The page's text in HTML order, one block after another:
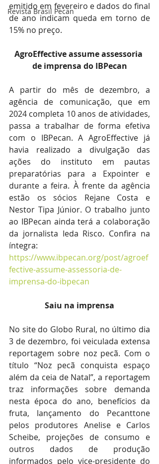
Revista Brasil Pecan
emitido em fevereiro e dados do final
de ano indicam queda em torno de
15% no preço.
AgroEffective assume assessoria
de imprensa do IBPecan
A partir do mês de dezembro, a
agência de comunicação, que em
2024 completa 10 anos de atividades,
passa a trabalhar de forma efetiva
com o IBPecan. A AgroEffective já
havia realizado a divulgação das
ações do instituto em pautas
preparatórias para a Expointer e
durante a feira. À frente da agência
estão os sócios Rejane Costa e
Nestor Tipa Júnior. O trabalho junto
ao IBPecan ainda terá a colaboração
da jornalista Ieda Risco. Confira na
https://www.ibpecan.org/post/agroef
fective-assume-assessoria-de-
imprensa-do-ibpecan
Saiu na imprensa
No site do Globo Rural, no último dia
3 de dezembro, foi veiculada extensa
reportagem sobre noz pecã. Com o
título “Noz pecã conquista espaço
além da ceia de Natal”, a reportagem
traz informações sobre demanda
nesta época do ano, benefícios da
fruta, lançamento do Pecanttone
pelos produtores Anelise e Carlos
Scheibe, projeções de consumo e
outros dados de produção
informados pelo vice-presidente do